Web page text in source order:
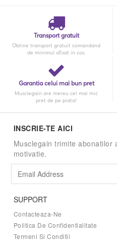
Transport gratuit
Obtine transport gratuit comandand
de minimul afisat in cos.
Garantia celui mai bun pret
Musclegain are mereu cel mai mic
pret de pe piata!
INSCRIE-TE AICI
Musclegain trimite abonatilor
motivatie.
SUPPORT
Contacteaza-Ne
Politica De Confidentialitate
Termeni Si Conditii